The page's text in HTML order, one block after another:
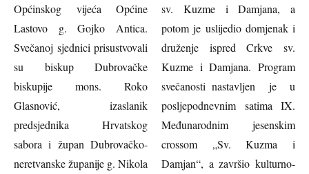
Općinskog vijeća Općine
Lastovo g. Gojko Antica.
Svečanoj sjednici prisustvovali
su biskup Dubrovačke
biskupije mons. Roko
Glasnović, izaslanik
predsjednika Hrvatskog
sabora i župan Dubrovačko-
neretvanske županije g. Nikola
sv. Kuzme i Damjana, a
potom je uslijedio domjenak i
druženje ispred Crkve sv.
Kuzme i Damjana. Program
svečanosti nastavljen je u
posljepodnevnim satima IX.
Međunarodnim jesenskim
crossom „Sv. Kuzma i
Damjan“, a završio kulturno-